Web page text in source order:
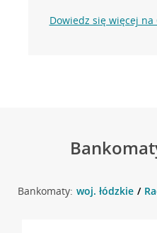
Dowiedz się więcej na
Bankomaty: woj. łódzkie